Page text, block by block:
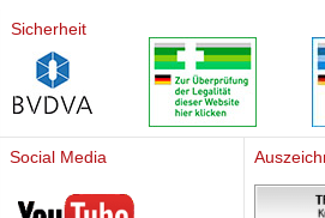
Sicherheit
Social Media
Mediherz